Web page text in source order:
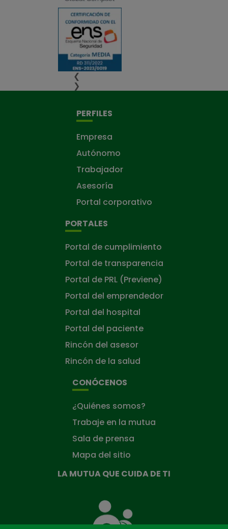
❮
❯
PERFILES
Empresa
Autónomo
Trabajador
Asesoría
Portal corporativo
PORTALES
Portal de cumplimiento
Portal de transparencia
Portal de PRL (Previene)
Portal del emprendedor
Portal del hospital
Portal del paciente
Rincón del asesor
Rincón de la salud
CONÓCENOS
¿Quiénes somos?
Trabaje en la mutua
Sala de prensa
Mapa del sitio
LA MUTUA QUE CUIDA DE TI
Mutua
que